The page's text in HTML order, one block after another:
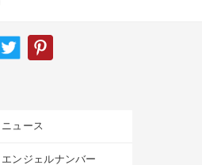
ニュース
エンジェルナンバー